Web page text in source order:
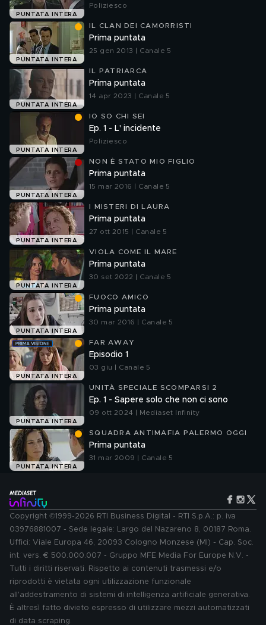
PUNTATA INTERA
Poliziesco
PUNTATA INTERA
IL CLAN DEI CAMORRISTI
Prima puntata
25 gen 2013 | Canale 5
PUNTATA INTERA
IL PATRIARCA
Prima puntata
14 apr 2023 | Canale 5
PUNTATA INTERA
IO SO CHI SEI
Ep. 1 - L' incidente
Poliziesco
PUNTATA INTERA
NON È STATO MIO FIGLIO
Prima puntata
15 mar 2016 | Canale 5
PUNTATA INTERA
I MISTERI DI LAURA
Prima puntata
27 ott 2015 | Canale 5
PUNTATA INTERA
VIOLA COME IL MARE
Prima puntata
30 set 2022 | Canale 5
PUNTATA INTERA
FUOCO AMICO
Prima puntata
30 mar 2016 | Canale 5
PUNTATA INTERA
FAR AWAY
Episodio 1
03 giu | Canale 5
PUNTATA INTERA
UNITÀ SPECIALE SCOMPARSI 2
Ep. 1 - Sapere solo che non ci sono
09 ott 2024 | Mediaset Infinity
PUNTATA INTERA
SQUADRA ANTIMAFIA PALERMO OGGI
Prima puntata
31 mar 2009 | Canale 5
Copyright ©1999-2026 RTI Business Digital - RTI S.p.A.: p. iva
03976881007 - Sede legale: Largo del Nazareno 8, 00187 Roma.
Uffici: Viale Europa 46, 20093 Cologno Monzese (MI) - Cap. Soc.
int. vers. € 500.000.007 - Gruppo MFE Media For Europe N.V. -
Tutti i diritti riservati. Rispetto ai contenuti trasmessi e/o
riprodotti è vietata ogni utilizzazione funzionale
all'addestramento di sistemi di intelligenza artificiale generativa.
È altresì fatto divieto espresso di utilizzare mezzi automatizzati
di data scraping.